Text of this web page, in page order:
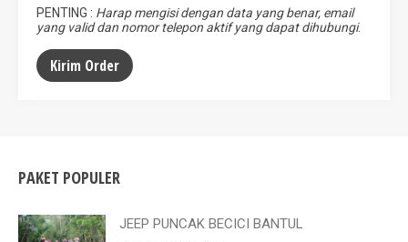
PENTING : Harap mengisi dengan data yang benar, email
yang valid dan nomor telepon aktif yang dapat dihubungi.
PAKET POPULER
JEEP PUNCAK BECICI BANTUL